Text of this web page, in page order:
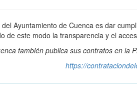
Ayuntamiento de Cuenca es dar
de este modo la transparencia y el
también publica sus contratos en la
https://